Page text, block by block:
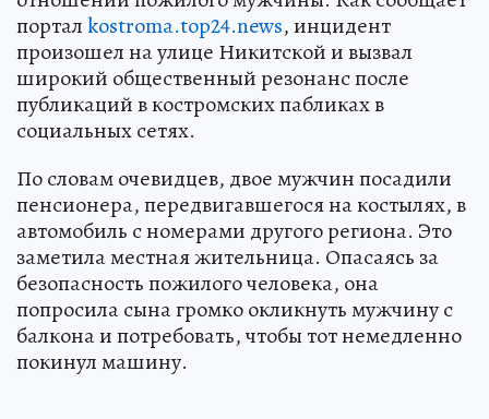
порталkostroma.top24.news, инцидент
произошел на улице Никитской и вызвал
широкий общественный резонанс после
публикаций в костромских пабликах в
социальных сетях.
По словам очевидцев, двое мужчин посадили
пенсионера, передвигавшегося на костылях, в
автомобиль с номерами другого региона. Это
заметила местная жительница. Опасаясь за
безопасность пожилого человека, она
попросила сына громко окликнуть мужчину с
балкона и потребовать, чтобы тот немедленно
покинул машину.